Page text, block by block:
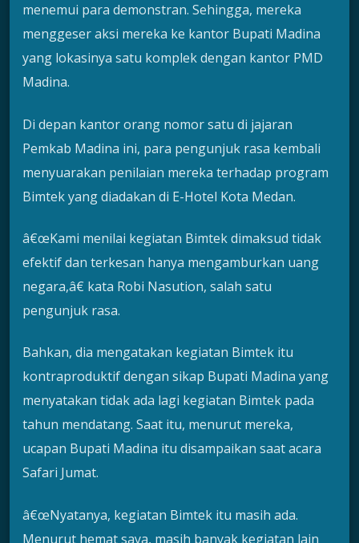
menemui para demonstran. Sehingga, mereka
menggeser aksi mereka ke kantor Bupati Madina
yang lokasinya satu komplek dengan kantor PMD
Madina.
Di depan kantor orang nomor satu di jajaran
Pemkab Madina ini, para pengunjuk rasa kembali
menyuarakan penilaian mereka terhadap program
Bimtek yang diadakan di E-Hotel Kota Medan.
â€œKami menilai kegiatan Bimtek dimaksud tidak
efektif dan terkesan hanya mengamburkan uang
negara,â€ kata Robi Nasution, salah satu
pengunjuk rasa.
Bahkan, dia mengatakan kegiatan Bimtek itu
kontraproduktif dengan sikap Bupati Madina yang
menyatakan tidak ada lagi kegiatan Bimtek pada
tahun mendatang. Saat itu, menurut mereka,
ucapan Bupati Madina itu disampaikan saat acara
Safari Jumat.
â€œNyatanya, kegiatan Bimtek itu masih ada.
Menurut hemat saya, masih banyak kegiatan lain